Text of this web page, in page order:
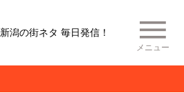
新潟の街ネタ 毎日発信！
メニュー